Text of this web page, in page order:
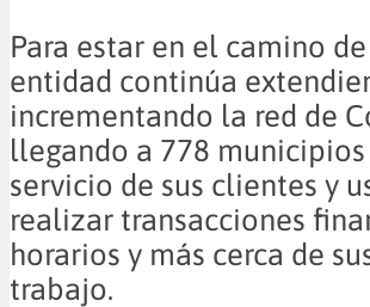
Para estar en el camino
entidad continúa
incrementando la red de
llegando a 778
servicio de sus clientes y
realizar transacciones
horarios y más cerca de
trabajo.